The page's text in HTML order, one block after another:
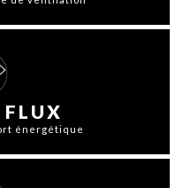
énergétique